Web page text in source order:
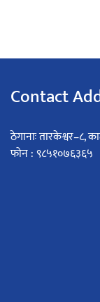
Contact
ठेगानाः तारकेश्वर–८,
फोन : ९८५१०७६३६५